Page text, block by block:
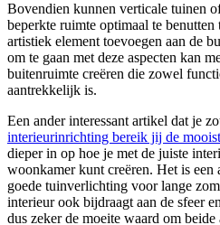
Bovendien kunnen verticale tuinen
beperkte ruimte optimaal te
artistiek element toevoegen aan de
om te gaan met deze aspecten kan
buitenruimte creëren die zowel
aantrekkelijk is.
Een ander interessant artikel dat je
interieurinrichting bereik jij de
dieper in op hoe je met de juiste
woonkamer kunt creëren. Het is
goede tuinverlichting voor lange
interieur ook bijdraagt aan de sfeer
dus zeker de moeite waard om